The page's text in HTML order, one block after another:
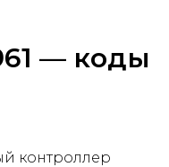
— коды
контроллер